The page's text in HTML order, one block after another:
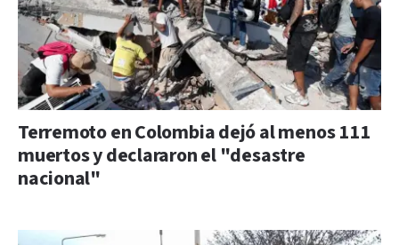
Terremoto en Colombia dejó al menos 111
muertos y declararon el "desastre
nacional"